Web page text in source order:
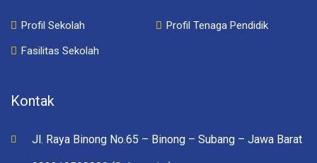
Profil Sekolah
Profil Tenaga Pendidik
Fasilitas Sekolah
Kontak
Jl. Raya Binong No.65 – Binong – Subang – Jawa Barat